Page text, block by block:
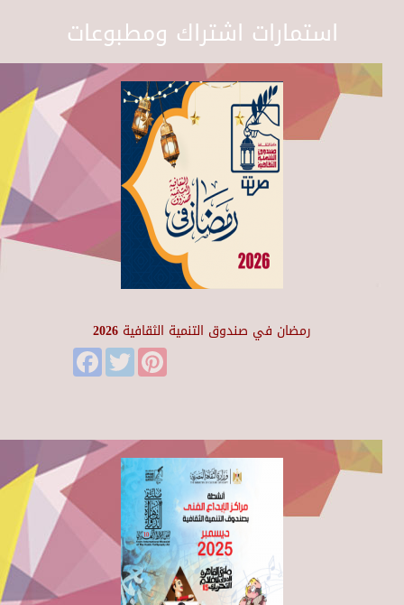
استمارات اشتراك ومطبوعات
رمضان في صندوق التنمية الثقافية 2026
FacebookTwitter